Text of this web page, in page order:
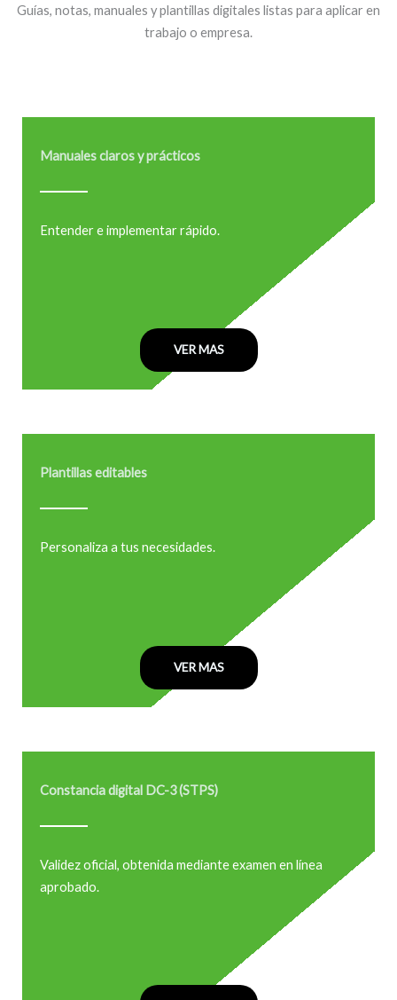
Guías, notas, manuales y plantillas digitales listas para aplicar en
trabajo o empresa.
Manuales claros y prácticos
Entender e implementar rápido.
VER MAS
Plantillas editables
Personaliza a tus necesidades.
VER MAS
Constancia digital DC-3 (STPS)
Validez oficial, obtenida mediante examen en línea
aprobado.